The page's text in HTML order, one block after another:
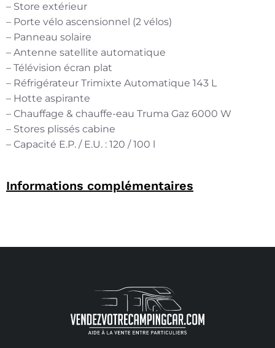
– Store extérieur
– Porte vélo ascensionnel (2 vélos)
– Panneau solaire
– Antenne satellite automatique
– Télévision écran plat
– Réfrigérateur Trimixte Automatique 143 L
– Hotte aspirante
– Chauffage & chauffe-eau Truma Gaz 6000 W
– Stores plissés cabine
– Capacité E.P. / E.U. : 120 / 100 l
Informations complémentaires